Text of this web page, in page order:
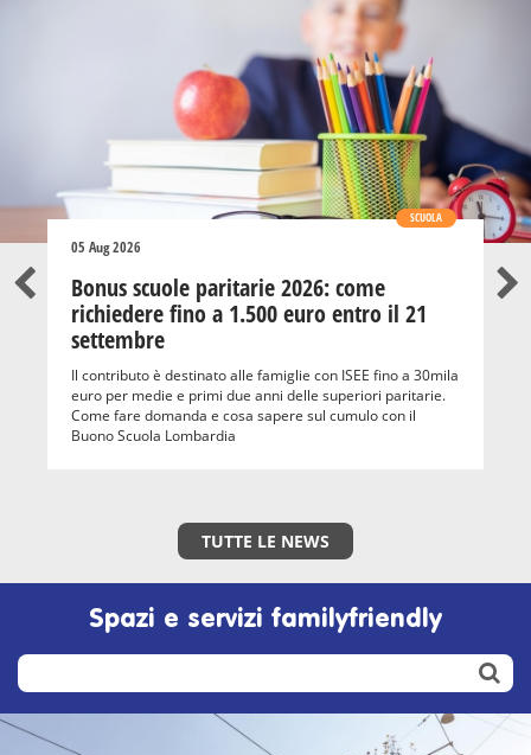
SCUOLA
05 Aug 2026
Bonus scuole paritarie 2026: come
richiedere fino a 1.500 euro entro il 21
settembre
Il contributo è destinato alle famiglie con ISEE fino a 30mila
euro per medie e primi due anni delle superiori paritarie.
Come fare domanda e cosa sapere sul cumulo con il
Buono Scuola Lombardia
TUTTE LE NEWS
Spazi e servizi familyfriendly